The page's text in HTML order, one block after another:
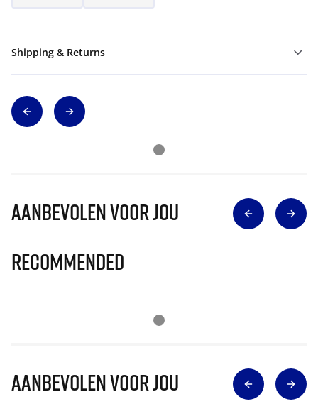
Shipping & Returns
Aanbevolen voor jou
Recommended
Aanbevolen voor jou